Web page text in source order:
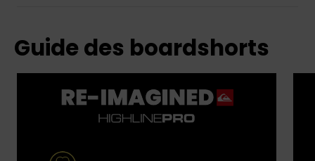
Guide des boardshorts